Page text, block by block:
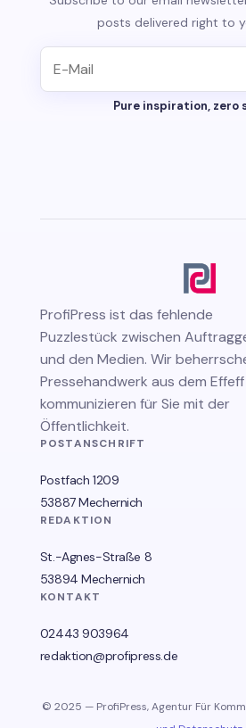
posts delivered right to
Pure inspiration, zero
ProfiPress ist das fehlende
Puzzlestück zwischen
und den Medien. Wir
Pressehandwerk aus dem
kommunizieren für Sie mit der
Öffentlichkeit.
POSTANSCHRIFT
Postfach 1209
53887 Mechernich
REDAKTION
St.-Agnes-Straße 8
53894 Mechernich
KONTAKT
02443 903964
redaktion@profipress.de
© 2025 — ProfiPress, Agentur Für